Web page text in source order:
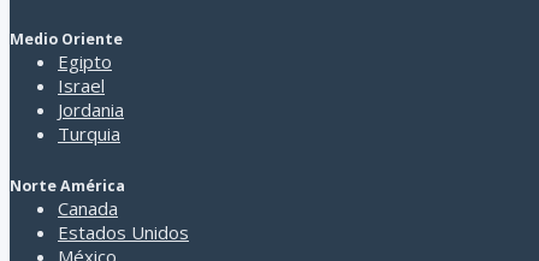
Medio Oriente
Egipto
Israel
Jordania
Turquia
Norte América
Canada
Estados Unidos
México